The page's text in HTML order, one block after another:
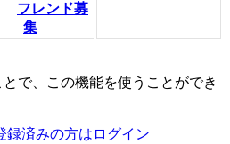
フレンド募
集
で、この機能を使うことができ
録済みの方はログイン